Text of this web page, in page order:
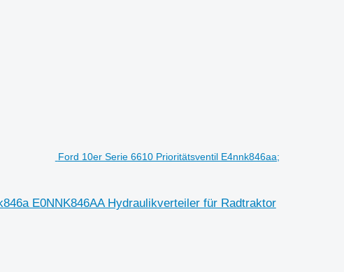
Ford 10er Serie 6610 Prioritätsventil E4nnk846aa;
E0NNK846AA Hydraulikverteiler für Radtraktor